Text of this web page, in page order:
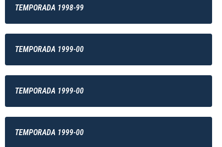
TEMPORADA 1998-99
TEMPORADA 1999-00
TEMPORADA 1999-00
TEMPORADA 1999-00